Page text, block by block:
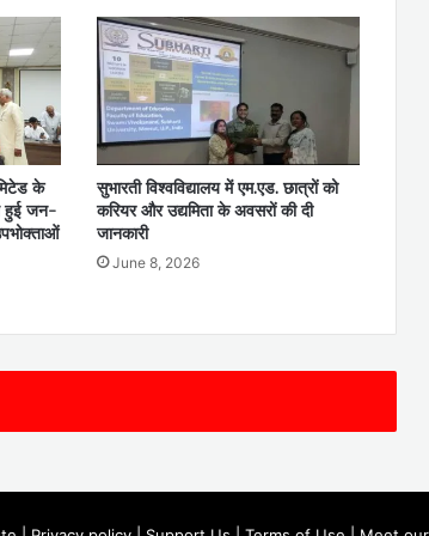
के
हुई जन-
सुभारती विश्वविद्यालय में एम.एड. छात्रों को
करियर और उद्यमिता के अवसरों की दी
जानकारी
June 8, 2026